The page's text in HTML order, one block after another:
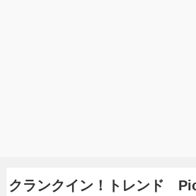
クランクイン！トレンド